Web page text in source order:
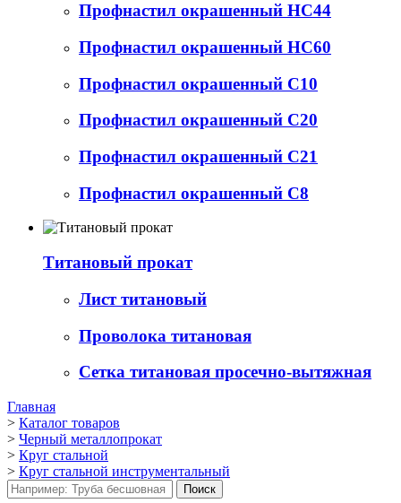
Профнастил окрашенный НС44
Профнастил окрашенный НС60
Профнастил окрашенный С10
Профнастил окрашенный С20
Профнастил окрашенный С21
Профнастил окрашенный С8
Титановый прокат
Лист титановый
Проволока титановая
Сетка титановая просечно-вытяжная
Главная
> Каталог товаров
> Черный металлопрокат
> Круг стальной
> Круг стальной инструментальный